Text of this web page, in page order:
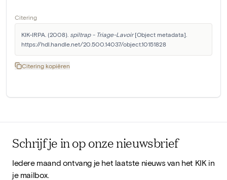
Citering
KIK-IRPA. (2008). spiltrap - Triage-Lavoir [Object metadata].
https://hdl.handle.net/20.500.14037/object.10151828
Citering kopiëren
Schrijf je in op onze nieuwsbrief
Iedere maand ontvang je het laatste nieuws van het KIK in
je mailbox.